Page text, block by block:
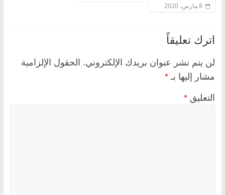
8 مارس، 2020
اترك تعليقاً
لن يتم نشر عنوان بريدك الإلكتروني. الحقول الإلزامية
مشار إليها بـ *
التعليق *